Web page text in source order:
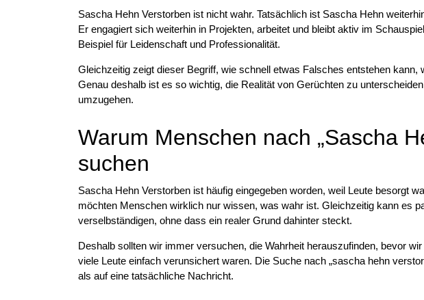
Sascha Hehn Verstorben ist nicht wahr. Tatsächlich ist Sascha Hehn
Er engagiert sich weiterhin in Projekten, arbeitet und bleibt aktiv im
Beispiel für Leidenschaft und Professionalität.
Gleichzeitig zeigt dieser Begriff, wie schnell etwas Falsches entstehen
Genau deshalb ist es so wichtig, die Realität von Gerüchten zu
umzugehen.
Warum Menschen nach „Sascha
suchen
Sascha Hehn Verstorben ist häufig eingegeben worden, weil Leute besorgt
möchten Menschen wirklich nur wissen, was wahr ist. Gleichzeitig kann es
verselbständigen, ohne dass ein realer Grund dahinter steckt.
Deshalb sollten wir immer versuchen, die Wahrheit herauszufinden, bevor
viele Leute einfach verunsichert waren. Die Suche nach „sascha hehn
als auf eine tatsächliche Nachricht.